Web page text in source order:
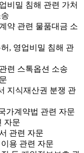
비밀 침해 관련 가처
약 관련 물품대금 소
, 영업비밀 침해 관
련 스톡옵션 소송
지식재산권 분쟁 관
가계약법 관련 자문
자문
관련 자문
용 관련 자문